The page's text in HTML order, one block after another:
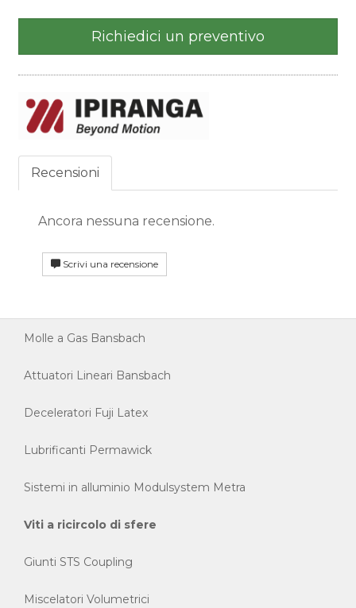
Richiedici un preventivo
Recensioni
Ancora nessuna recensione.
Scrivi una recensione
Molle a Gas Bansbach
Attuatori Lineari Bansbach
Deceleratori Fuji Latex
Lubrificanti Permawick
Sistemi in alluminio Modulsystem Metra
Viti a ricircolo di sfere
Giunti STS Coupling
Miscelatori Volumetrici